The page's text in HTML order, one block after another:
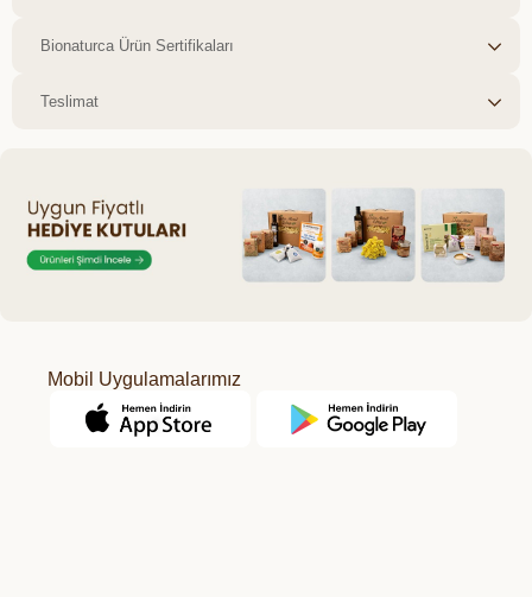
Bionaturca Ürün Sertifikaları
Teslimat
Mobil Uygulamalarımız